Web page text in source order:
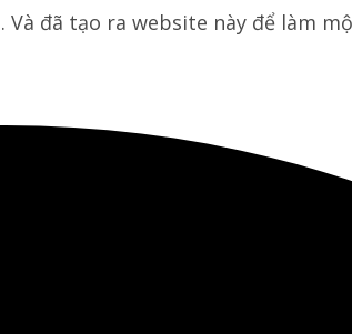
đã tạo ra website này để